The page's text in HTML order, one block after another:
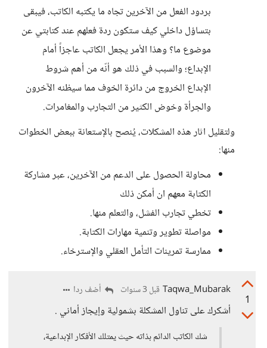
بردود الفعل من الآخرين تجاه ما يكتبه الكاتب، فيبقى
بتساؤل داخلي كيف ستكون ردة فعلهم عند كتابتي عن
موضوع ما؟ وهذا الأمر يجعل الكاتب عاجزاً أمام
الإبداع؛ والسبب في ذلك هو أنّه من أهم شروط
الإبداع الخروج من دائرة الخوف مما سيظنه الآخرون
والجرأة وخوض الكثير من التجارب والمغامرات.
ولتقليل اثار هذه المشكلات، يُنصح بالإستعانة ببعض الخطوات
منها:
محاولة الحصول على الدعم من الآخرين، عبر مشاركة
الكتابة معهم ان أمكن ذلك
تخطي تجارب الفشل، والتعلم منها.
مواصلة تطوير وتنمية مهارات الكتابة.
ممارسة تمرينات التأمل العقلي والإسترخاء.
1
Taqwa_Mubarak قبل 3 سنوات أضف ردا
أشكرك على تناول المشكلة بشمولية وإيجاز أماني .
شك الكاتب الدائم بذاته حيث يمتلك الأفكار الإبداعية،